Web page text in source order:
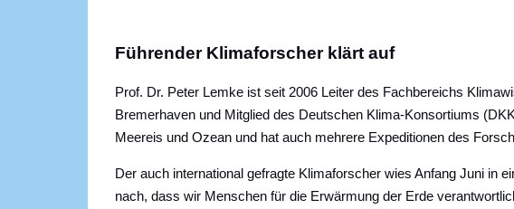
Führender Klimaforscher klärt auf
Prof. Dr. Peter Lemke ist seit 2006 Leiter des Fachbereichs
Bremerhaven und Mitglied des Deutschen Klima-Konsortiums
Meereis und Ozean und hat auch mehrere Expeditionen des
Der auch international gefragte Klimaforscher wies Anfang Juni in
nach, dass wir Menschen für die Erwärmung der Erde